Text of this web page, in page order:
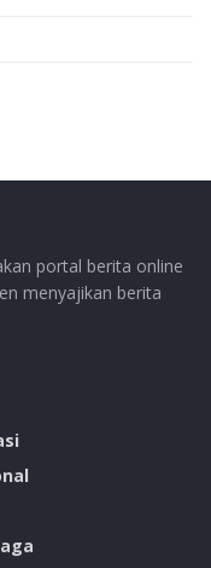
portal berita online
menyajikan berita